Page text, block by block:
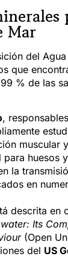
Mar
del
que
% de las
,
muscular
para huesos
la
en
descrita en
Its
(Open
del US